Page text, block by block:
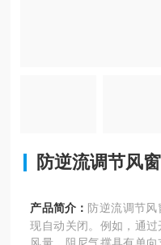
防逆流调节风窗
产品简介： 防逆流调节
现自动关闭。例如，通过